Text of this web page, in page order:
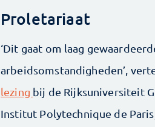
Proletariaat
‘Dit gaat om laag
arbeidsomstandigheden’,
lezing bij de Rijksuniversiteit
Institut Polytechnique de